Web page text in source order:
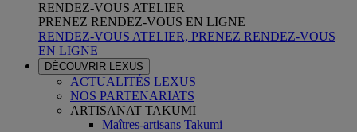
RENDEZ-VOUS ATELIER
PRENEZ RENDEZ-VOUS EN LIGNE
RENDEZ-VOUS ATELIER, PRENEZ RENDEZ-VOUS
EN LIGNE
DÉCOUVRIR LEXUS
ACTUALITÉS LEXUS
NOS PARTENARIATS
ARTISANAT TAKUMI
Maîtres-artisans Takumi